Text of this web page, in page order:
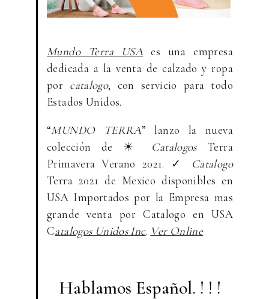
Mundo TerraUSA es una empresa
dedicada a la venta de calzado y ropa
por catalogo, con servicio para todo
Estados Unidos.
“MUNDO TERRA” lanzo la nueva
colección de ☀ CatalogosTerra
Primavera Verano 2021. ✓ Catalogo
Terra 2021 de Mexico disponibles en
USA Importados por la Empresa mas
grande venta por Catalogo en USA
Catalogos Unidos Inc. Ver Online
Hablamos Español. ! ! !